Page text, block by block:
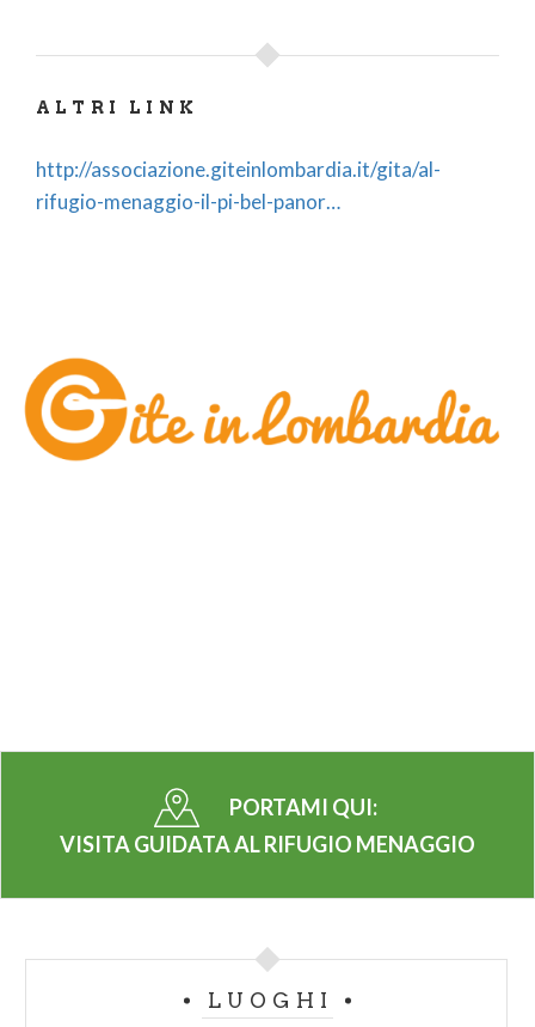
ALTRI LINK
http://associazione.giteinlombardia.it/gita/al-
rifugio-menaggio-il-pi-bel-panor…
PORTAMI QUI:
VISITA GUIDATA AL RIFUGIO MENAGGIO
LUOGHI